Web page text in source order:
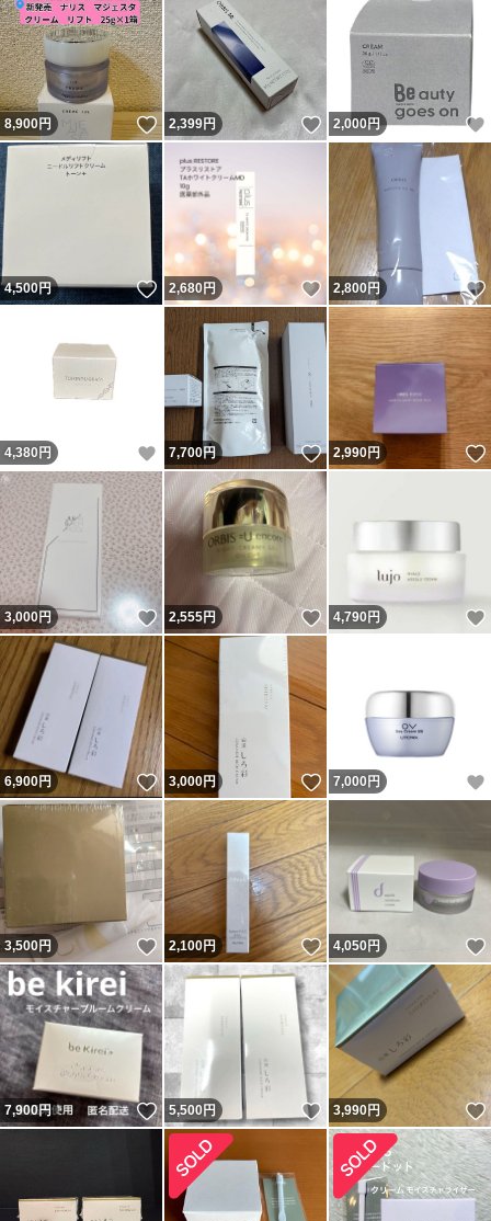
8,900円 いいね！
2,399円 いいね！
2,000円
4,500円 いいね！
2,680円 いいね！
2,800円
4,380 円 いいね！
7,700円 いいね！
2,990円
3,000円 いいね！
2,555円 いいね！
4,790 円
6,900円 いいね！
3,000円 いいね！
7,000 円
3,500円 いいね！
2,100円 いいね！
4,050円
7,900円 いいね！
5,500円 いいね！
3,990円